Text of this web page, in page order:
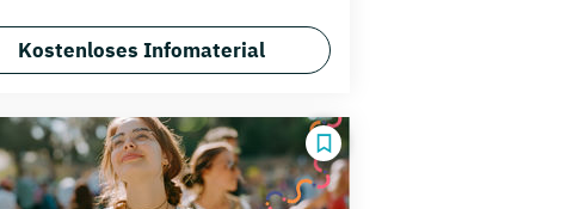
Kostenloses Infomaterial